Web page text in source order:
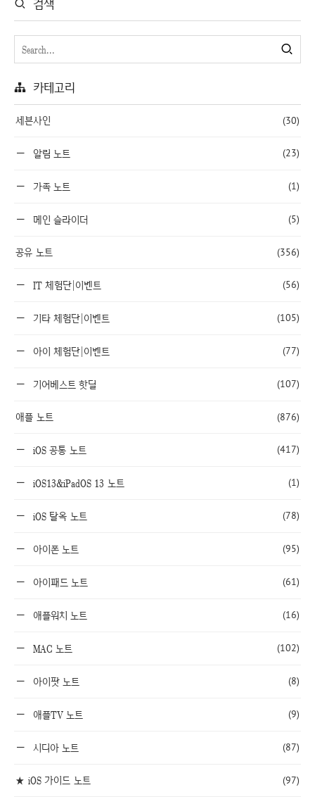
검색
카테고리
세븐사인 (30)
알림 노트 (23)
가족 노트 (1)
메인 슬라이더 (5)
공유 노트 (356)
IT 체험단|이벤트 (56)
기타 체험단|이벤트 (105)
아이 체험단|이벤트 (77)
기어베스트 핫딜 (107)
애플 노트 (876)
iOS 공통 노트 (417)
iOS13&iPadOS 13 노트 (1)
iOS 탈옥 노트 (78)
아이폰 노트 (95)
아이패드 노트 (61)
애플워치 노트 (16)
MAC 노트 (102)
아이팟 노트 (8)
애플TV 노트 (9)
시디아 노트 (87)
★ iOS 가이드 노트 (97)